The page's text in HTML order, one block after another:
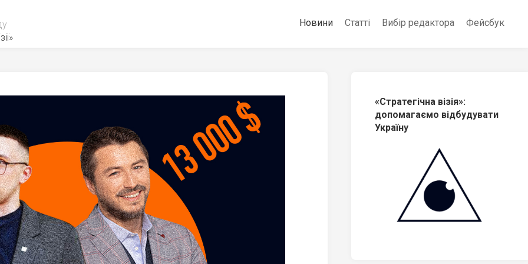
Новини Статті Вибір редактора Фейсбук
«Стратегічна візія»:
допомагаємо відбудувати
Україну